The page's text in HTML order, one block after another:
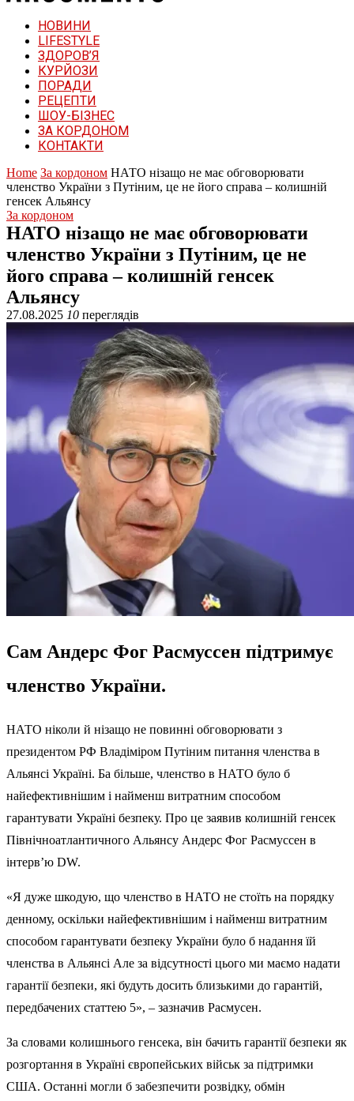
НОВИНИ
LIFESTYLE
ЗДОРОВ’Я
КУРЙОЗИ
ПОРАДИ
РЕЦЕПТИ
ШОУ-БІЗНЕС
ЗА КОРДОНОМ
КОНТАКТИ
Home За кордоном НАТО нізащо не має обговорювати
членство України з Путіним, це не його справа – колишній
генсек Альянсу
За кордоном
НАТО нізащо не має обговорювати
членство України з Путіним, це не
його справа – колишній генсек
Альянсу
27.08.2025 10 переглядів
Сам Андерс Фог Расмуссен підтримує
членство України.
НАТО ніколи й нізащо не повинні обговорювати з
президентом РФ Владіміром Путіним питання членства в
Альянсі Україні. Ба більше, членство в НАТО було б
найефективнішим і найменш витратним способом
гарантувати Україні безпеку. Про це заявив колишній генсек
Північноатлантичного Альянсу Андерс Фог Расмуссен в
інтерв’ю DW.
«Я дуже шкодую, що членство в НАТО не стоїть на порядку
денному, оскільки найефективнішим і найменш витратним
способом гарантувати безпеку України було б надання їй
членства в Альянсі Але за відсутності цього ми маємо надати
гарантії безпеки, які будуть досить близькими до гарантій,
передбачених статтею 5», – зазначив Расмусен.
За словами колишнього генсека, він бачить гарантії безпеки як
розгортання в Україні європейських військ за підтримки
США. Останні могли б забезпечити розвідку, обмін